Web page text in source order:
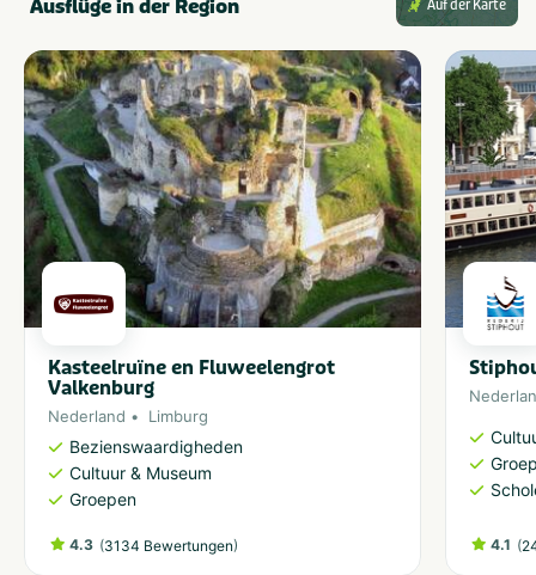
Ausflüge in der Region Auf der Karte
Kasteelruïne en Fluweelengrot
Valkenburg
Nederland Limburg
Bezienswaardigheden
Cultuur & Museum
Groepen
4.3 (3134 Bewertungen) 4.1 (